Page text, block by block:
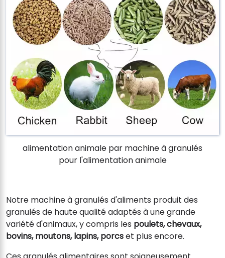
alimentation animale par machine à granulés
pour l'alimentation animale
Notre machine à granulés d'aliments produit des
granulés de haute qualité adaptés à une grande
variété d'animaux, y compris les poulets, chevaux,
bovins, moutons, lapins, porcset plus encore.